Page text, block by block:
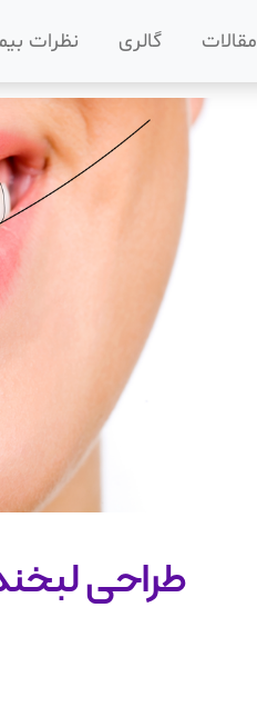
مقالات گالری نظرات
طراحی